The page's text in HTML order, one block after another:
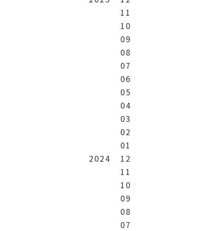
11
10
09
08
07
06
05
04
03
02
01
2024
12
11
10
09
08
07